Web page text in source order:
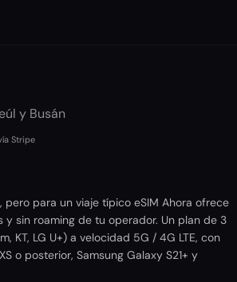
y Busán
Stripe
para un viaje típico eSIM Ahora ofrece
sin roaming de tu operador. Un plan de 3
KT, LG U+) a velocidad 5G / 4G LTE, con
o posterior, Samsung Galaxy S21+ y